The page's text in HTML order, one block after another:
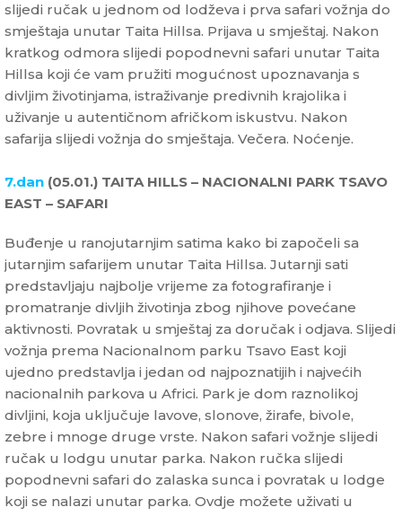
slijedi ručak u jednom od lodževa i prva safari vožnja do
smještaja unutar Taita Hillsa. Prijava u smještaj. Nakon
kratkog odmora slijedi popodnevni safari unutar Taita
Hillsa koji će vam pružiti mogućnost upoznavanja s
divljim životinjama, istraživanje predivnih krajolika i
uživanje u autentičnom afričkom iskustvu. Nakon
safarija slijedi vožnja do smještaja. Večera. Noćenje.
7.dan (05.01.) TAITA HILLS – NACIONALNI PARK TSAVO
EAST – SAFARI
Buđenje u ranojutarnjim satima kako bi započeli sa
jutarnjim safarijem unutar Taita Hillsa. Jutarnji sati
predstavljaju najbolje vrijeme za fotografiranje i
promatranje divljih životinja zbog njihove povećane
aktivnosti. Povratak u smještaj za doručak i odjava. Slijedi
vožnja prema Nacionalnom parku Tsavo East koji
ujedno predstavlja i jedan od najpoznatijih i najvećih
nacionalnih parkova u Africi. Park je dom raznolikoj
divljini, koja uključuje lavove, slonove, žirafe, bivole,
zebre i mnoge druge vrste. Nakon safari vožnje slijedi
ručak u lodgu unutar parka. Nakon ručka slijedi
popodnevni safari do zalaska sunca i povratak u lodge
koji se nalazi unutar parka. Ovdje možete uživati u